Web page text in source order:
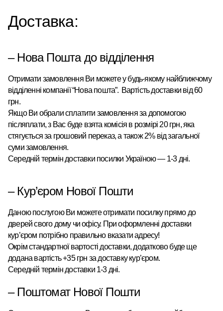
Доставка:
– Нова Пошта до відділення
Отримати замовлення Ви можете у будь-якому найближчому
відділенні компанії “Нова пошта”. Вартість доставки від 60
грн.
Якщо Ви обрали сплатити замовлення за допомогою
післяплати, з Вас буде взята комісія в розмірі 20 грн, яка
стягується за грошовий переказ, а також 2% від загальної
суми замовлення.
Середній термін доставки посилки Україною — 1-3 дні.
– Кур’єром Нової Пошти
Даною послугою Ви можете отримати посилку прямо до
дверей свого дому чи офісу. При оформленні доставки
кур’єром потрібно правильно вказати адресу!
Окрім стандартної вартості доставки, додатково буде ще
додана вартість +35 грн за доставку кур’єром.
Середній термін доставки 1-3 дні.
– Поштомат Нової Пошти